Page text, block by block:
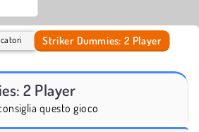
Striker Dummies: 2 Player
2 Player
questo gioco